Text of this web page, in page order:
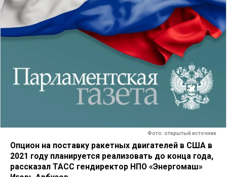
Фото: открытый источник
Опцион на поставку ракетных двигателей в США в
2021 году планируется реализовать до конца года,
рассказал ТАСС гендиректор НПО «Энергомаш»